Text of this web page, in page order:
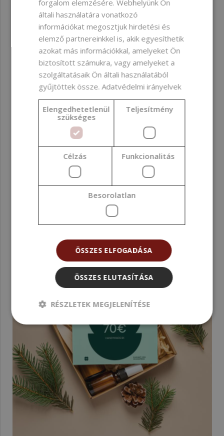
forgalom elemzésére. Webhelyünk Ön
általi használatára vonatkozó
információkat megosztjuk hirdetési és
elemző partnereinkkel is, akik egyesíthetik
azokat más információkkal, amelyeket Ön
biztosított számukra, vagy amelyeket a
szolgáltatásaik Ön általi használatából
gyűjtöttek össze.Adatvédelmi irányelvek
Elengedhetetlenül
szükséges
Teljesítmény
Célzás Funkcionalitás
Besorolatlan
ÖSSZES ELFOGADÁSA
ÖSSZES ELUTASÍTÁSA
RÉSZLETEK MEGJELENÍTÉSE